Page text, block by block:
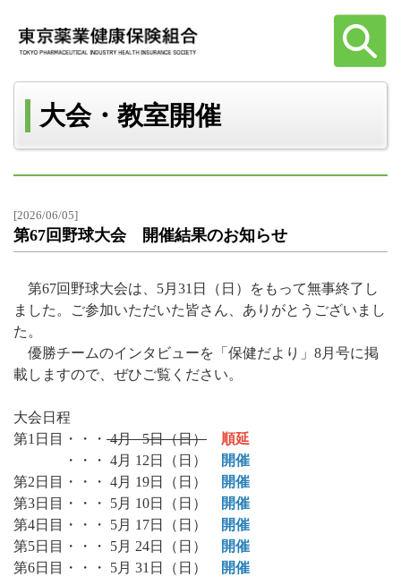
大会・教室開催
[2026/06/05]
第67回野球大会 開催結果のお知らせ
第67回野球大会は、5月31日（日）をもって無事終了し
ました。ご参加いただいた皆さん、ありがとうございまし
た。
優勝チームのインタビューを「保健だより」8月号に掲
載しますので、ぜひご覧ください。
大会日程
第1日目・・・ 4月 5日（日）
順延
・・・ 4月 12日（日）
開催
第2日目・・・ 4月 19日（日）
開催
第3日目・・・ 5月 10日（日）
開催
第4日目・・・ 5月 17日（日）
開催
第5日目・・・ 5月 24日（日）
開催
第6日目・・・
5月 31日（日） 開催